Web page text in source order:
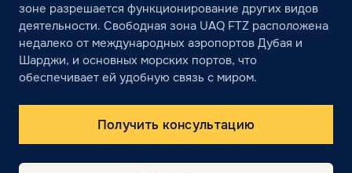
зоне разрешается функционирование других видов
деятельности. Свободная зона UAQ FTZ расположена
недалеко от международных аэропортов Дубая и
Шарджи, и основных морских портов, что
обеспечивает ей удобную связь с миром.
Получить консультацию